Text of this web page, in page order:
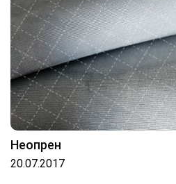
Неопрен
20.07.2017